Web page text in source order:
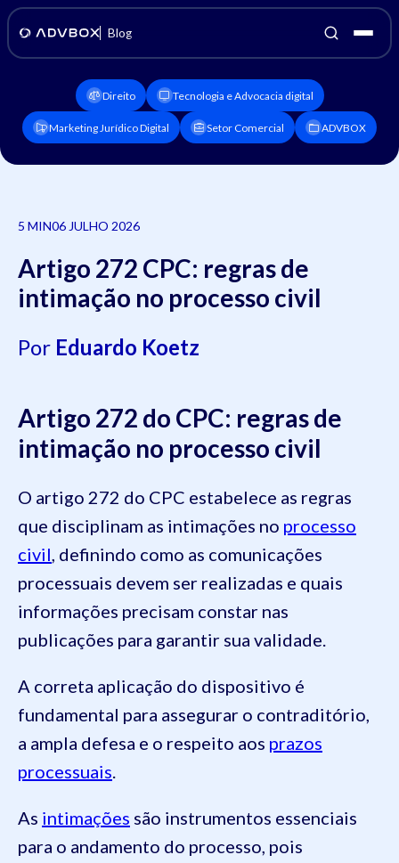
Blog
Direito Tecnologia e Advocacia digital
Marketing Jurídico Digital Setor Comercial ADVBOX
5 MIN06 JULHO 2026
Artigo 272 CPC: regras de
intimação no processo civil
Por Eduardo Koetz
Artigo 272 do CPC: regras de
intimação no processo civil
O artigo 272 do CPC estabelece as regras
que disciplinam as intimações no processo
civil, definindo como as comunicações
processuais devem ser realizadas e quais
informações precisam constar nas
publicações para garantir sua validade.
A correta aplicação do dispositivo é
fundamental para assegurar o contraditório,
a ampla defesa e o respeito aos prazos
processuais.
As intimações são instrumentos essenciais
para o andamento do processo, pois